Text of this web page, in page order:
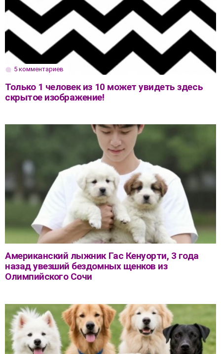
5 комментариев
Только 1 человек из 10 может увидеть здесь
скрытое изображение!
Американский лыжник Гас Кенуорти, 3 года
назад увезший бездомных щенков из
Олимпийского Сочи